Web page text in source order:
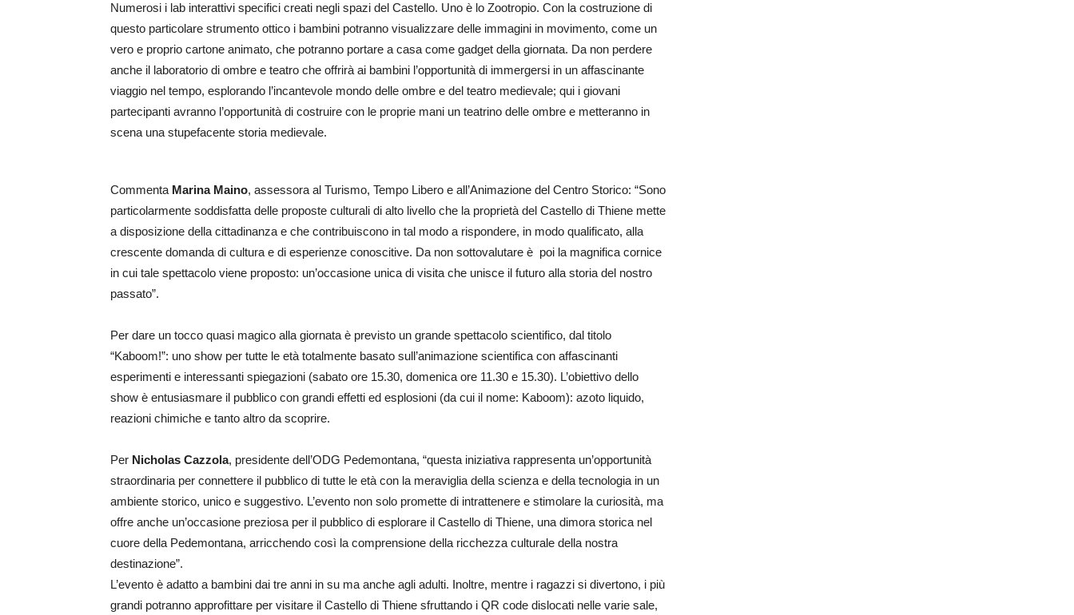
Numerosi i lab interattivi specifici creati negli spazi del Castello. Uno è lo Zootropio. Con la costruzione di
questo particolare strumento ottico i bambini potranno visualizzare delle immagini in movimento, come un
vero e proprio cartone animato, che potranno portare a casa come gadget della giornata. Da non perdere
anche il laboratorio di ombre e teatro che offrirà ai bambini l’opportunità di immergersi in un affascinante
viaggio nel tempo, esplorando l’incantevole mondo delle ombre e del teatro medievale; qui i giovani
partecipanti avranno l’opportunità di costruire con le proprie mani un teatrino delle ombre e metteranno in
scena una stupefacente storia medievale.
Commenta Marina Maino, assessora al Turismo, Tempo Libero e all’Animazione del Centro Storico: “Sono
particolarmente soddisfatta delle proposte culturali di alto livello che la proprietà del Castello di Thiene mette
a disposizione della cittadinanza e che contribuiscono in tal modo a rispondere, in modo qualificato, alla
crescente domanda di cultura e di esperienze conoscitive. Da non sottovalutare è poi la magnifica cornice
in cui tale spettacolo viene proposto: un’occasione unica di visita che unisce il futuro alla storia del nostro
passato”.
Per dare un tocco quasi magico alla giornata è previsto un grande spettacolo scientifico, dal titolo
“Kaboom!”: uno show per tutte le età totalmente basato sull’animazione scientifica con affascinanti
esperimenti e interessanti spiegazioni (sabato ore 15.30, domenica ore 11.30 e 15.30). L’obiettivo dello
show è entusiasmare il pubblico con grandi effetti ed esplosioni (da cui il nome: Kaboom): azoto liquido,
reazioni chimiche e tanto altro da scoprire.
Per Nicholas Cazzola, presidente dell’ODG Pedemontana, “questa iniziativa rappresenta un’opportunità
straordinaria per connettere il pubblico di tutte le età con la meraviglia della scienza e della tecnologia in un
ambiente storico, unico e suggestivo. L’evento non solo promette di intrattenere e stimolare la curiosità, ma
offre anche un’occasione preziosa per il pubblico di esplorare il Castello di Thiene, una dimora storica nel
cuore della Pedemontana, arricchendo così la comprensione della ricchezza culturale della nostra
destinazione”.
L’evento è adatto a bambini dai tre anni in su ma anche agli adulti. Inoltre, mentre i ragazzi si divertono, i più
grandi potranno approfittare per visitare il Castello di Thiene sfruttando i QR code dislocati nelle varie sale,